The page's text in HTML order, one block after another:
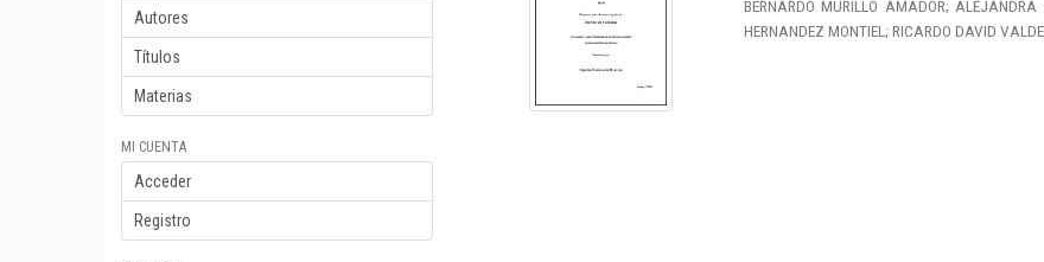
Autores
Títulos
Materias
MI CUENTA
Acceder
Registro
BERNARDO MURILLO AMADOR; ALEJANDRA
HERNANDEZ MONTIEL; RICARDO DAVID